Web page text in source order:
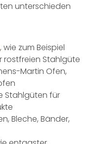
unterschieden
, wie zum Beispiel
rostfreien Stahlgüte
Martin Ofen,
Stahlgüten für
Bleche, Bänder,